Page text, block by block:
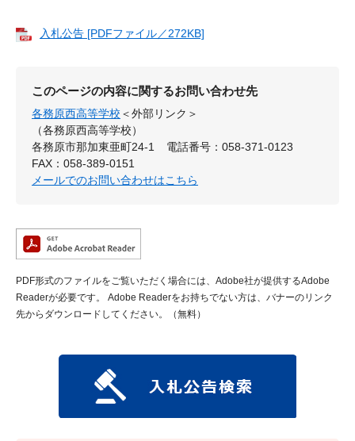
入札公告 [PDFファイル／272KB]
このページの内容に関するお問い合わせ先
各務原西高等学校 ＜外部リンク＞
（各務原西高等学校）
各務原市那加東亜町24-1
電話番号：058-371-0123
FAX：058-389-0151
メールでのお問い合わせはこちら
PDF形式のファイルをご覧いただく場合には、Adobe社が提供するAdobe
Readerが必要です。
Adobe Readerをお持ちでない方は、バナーのリンク
先からダウンロードしてください。（無料）